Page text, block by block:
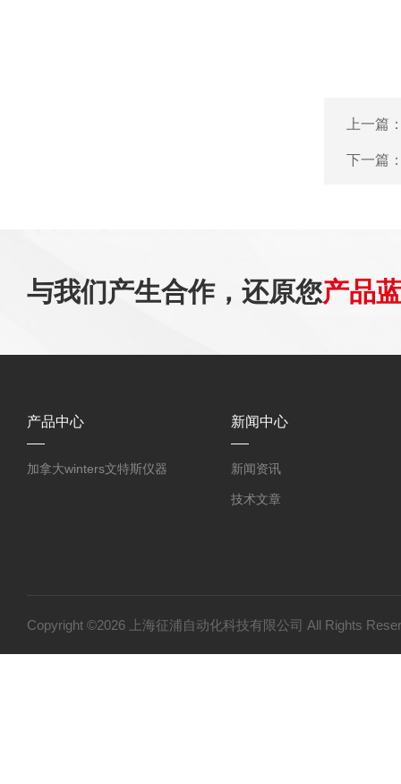
上一篇
下一篇
与我们产生合作，还原您产品
产品中心
加拿大winters文特斯仪器
新闻中心
新闻资讯
技术文章
Copyright ©2026 上海征浦自动化科技有限公司 All Rights